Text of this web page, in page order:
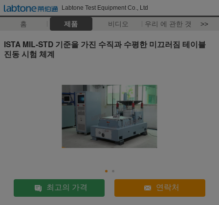
Labtone Test Equipment Co., Ltd
홈 제품 비디오 우리 에 관한 것 >>
ISTA MIL-STD 기준을 가진 수직과 수평한 미끄러짐 테이블
진동 시험 체계
최고의 가격 연락처